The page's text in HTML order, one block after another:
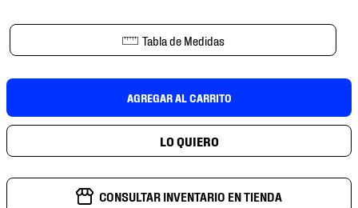
Tabla de Medidas
AGREGAR AL CARRITO
CONSULTAR INVENTARIO EN TIENDA